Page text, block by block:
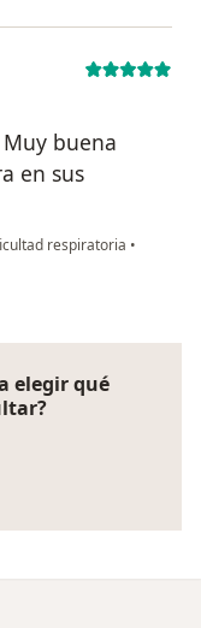
buena
en sus
respiratoria •
elegir qué